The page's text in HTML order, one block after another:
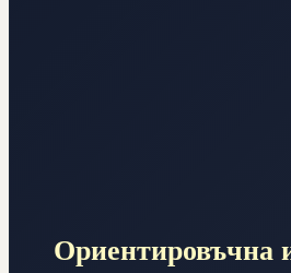
Ориентировъчна